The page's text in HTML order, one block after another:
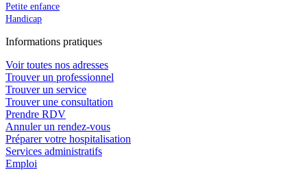
Petite enfance
Handicap
Informations pratiques
Voir toutes nos adresses
Trouver un professionnel
Trouver un service
Trouver une consultation
Prendre RDV
Annuler un rendez-vous
Préparer votre hospitalisation
Services administratifs
Emploi​